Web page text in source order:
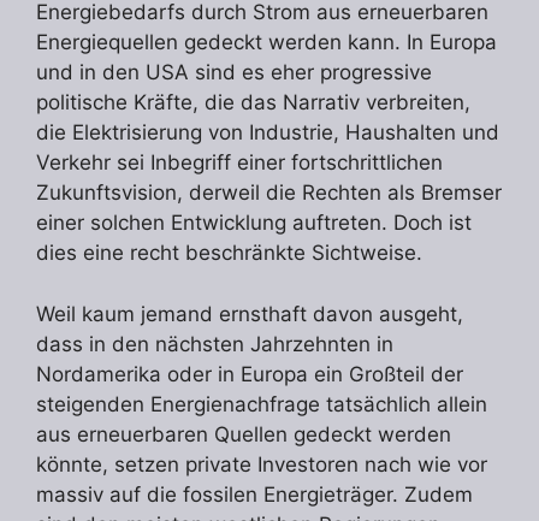
Energiebedarfs durch Strom aus erneuerbaren
Energiequellen gedeckt werden kann. In Europa
und in den USA sind es eher progressive
politische Kräfte, die das Narrativ verbreiten,
die Elektrisierung von Industrie, Haushalten und
Verkehr sei Inbegriff einer fortschrittlichen
Zukunftsvision, derweil die Rechten als Bremser
einer solchen Entwicklung auftreten. Doch ist
dies eine recht beschränkte Sichtweise.
Weil kaum jemand ernsthaft davon ausgeht,
dass in den nächsten Jahrzehnten in
Nordamerika oder in Europa ein Großteil der
steigenden Energienachfrage tatsächlich allein
aus erneuerbaren Quellen gedeckt werden
könnte, setzen private Investoren nach wie vor
massiv auf die fossilen Energieträger. Zudem